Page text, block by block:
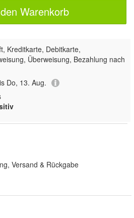
Warenkorb
Kreditkarte, Debitkarte,
Überweisung, Bezahlung nach
Do, 13. Aug.
Versand & Rückgabe